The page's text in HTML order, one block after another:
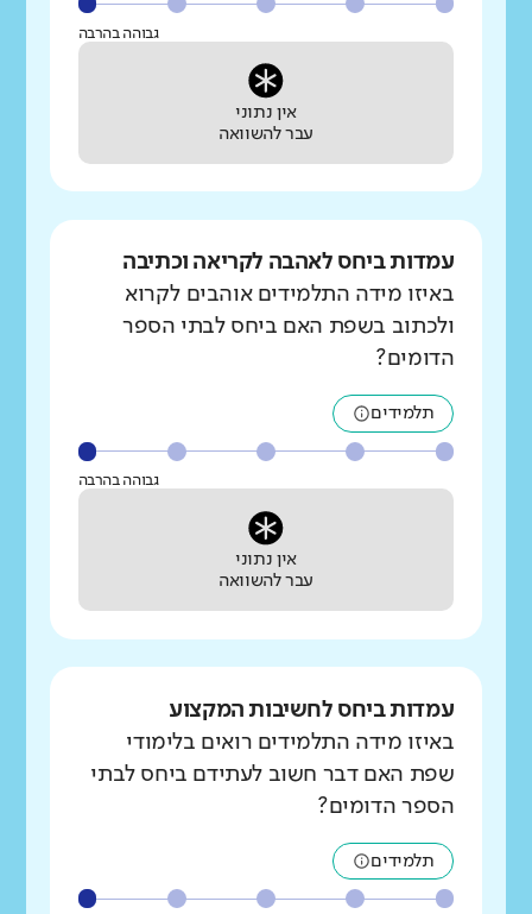
גבוהה בהרבה
אין נתוני
עבר להשוואה
עמדות ביחס לאהבה לקריאה וכתיבה
באיזו מידה התלמידים אוהבים לקרוא
ולכתוב בשפת האם ביחס לבתי הספר
הדומים?
תלמידים
גבוהה בהרבה
אין נתוני
עבר להשוואה
עמדות ביחס לחשיבות המקצוע
באיזו מידה התלמידים רואים בלימודי
שפת האם דבר חשוב לעתידם ביחס לבתי
הספר הדומים?
תלמידים